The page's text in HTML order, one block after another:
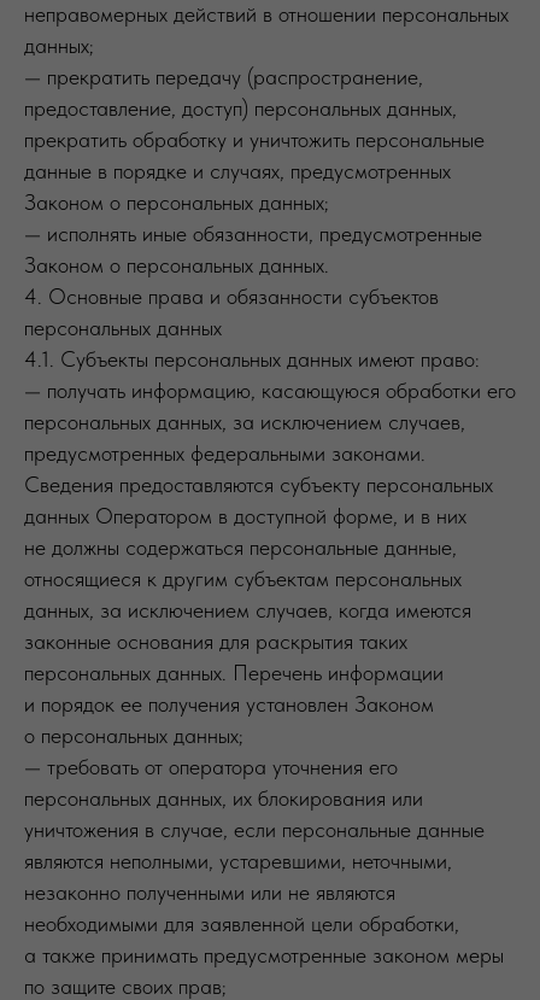
неправомерных действий в отношении персональных
данных;
— прекратить передачу (распространение,
предоставление, доступ) персональных данных,
прекратить обработку и уничтожить персональные
данные в порядке и случаях, предусмотренных
Законом о персональных данных;
— исполнять иные обязанности, предусмотренные
Законом о персональных данных.
4. Основные права и обязанности субъектов
персональных данных
4.1. Субъекты персональных данных имеют право:
— получать информацию, касающуюся обработки его
персональных данных, за исключением случаев,
предусмотренных федеральными законами.
Сведения предоставляются субъекту персональных
данных Оператором в доступной форме, и в них
не должны содержаться персональные данные,
относящиеся к другим субъектам персональных
данных, за исключением случаев, когда имеются
законные основания для раскрытия таких
персональных данных. Перечень информации
и порядок ее получения установлен Законом
о персональных данных;
— требовать от оператора уточнения его
персональных данных, их блокирования или
уничтожения в случае, если персональные данные
являются неполными, устаревшими, неточными,
незаконно полученными или не являются
необходимыми для заявленной цели обработки,
а также принимать предусмотренные законом меры
по защите своих прав;